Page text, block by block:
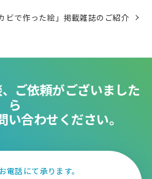
カビで作った絵」掲載雑誌のご紹介
ご依頼がございました
ら
合わせください。
電話にて承ります。